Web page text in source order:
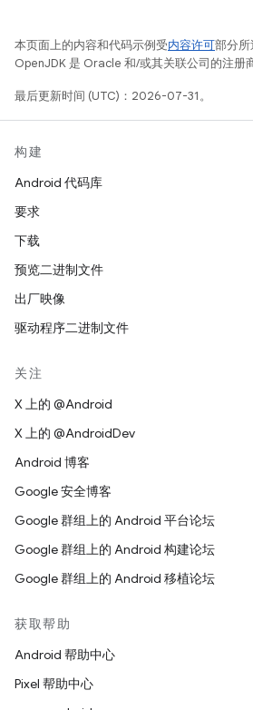
本页面上的内容和代码示例受内容许可部分
OpenJDK 是 Oracle 和/或其关联公司的注册
最后更新时间 (UTC)：2026-07-31。
构建
Android 代码库
要求
下载
预览二进制文件
出厂映像
驱动程序二进制文件
关注
X 上的 @Android
X 上的 @AndroidDev
Android 博客
Google 安全博客
Google 群组上的 Android 平台论坛
Google 群组上的 Android 构建论坛
Google 群组上的 Android 移植论坛
获取帮助
Android 帮助中心
Pixel 帮助中心